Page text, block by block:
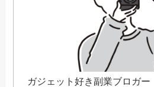
ガジェット好き副業ブロガー